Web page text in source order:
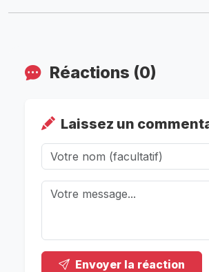
Réactions (0)
Laissez un
Envoyer la réaction